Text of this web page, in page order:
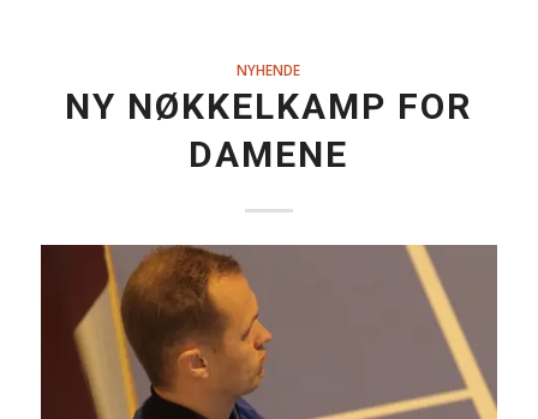
NYHENDE
NY NØKKELKAMP FOR
DAMENE